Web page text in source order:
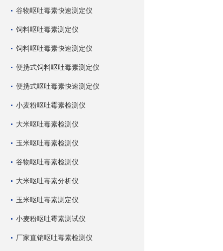
谷物呕吐毒素快速测定仪
饲料呕吐毒素测定仪
饲料呕吐毒素快速测定仪
便携式饲料呕吐毒素测定仪
便携式呕吐毒素快速测定仪
小麦粉呕吐霉素检测仪
大米呕吐毒素检测仪
玉米呕吐毒素检测仪
谷物呕吐毒素检测仪
大米呕吐毒素分析仪
玉米呕吐毒素测定仪
小麦粉呕吐霉素测试仪
厂家直销呕吐毒素检测仪